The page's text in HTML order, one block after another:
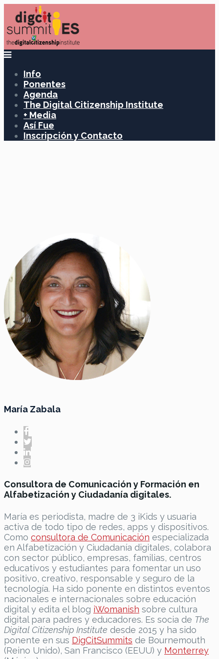
Info
Ponentes
Agenda
The Digital Citizenship Institute
+ Media
Así Fue
Inscripción y Contacto
María Zabala
Consultora de Comunicación y Formación en
Alfabetización y Ciudadanía digitales.
María es periodista, madre de 3 iKids y usuaria
activa de todo tipo de redes, apps y dispositivos.
Como consultora de Comunicación especializada
en Alfabetización y Ciudadanía digitales, colabora
con sector público, empresas, familias, centros
educativos y estudiantes para fomentar un uso
positivo, creativo, responsable y seguro de la
tecnología. Ha sido ponente en distintos eventos
nacionales e internacionales sobre educación
digital y edita el blog iWomanish sobre cultura
digital para padres y educadores. Es socia de The
Digital Citizenship Institute desde 2015 y ha sido
ponente en sus DigCitSummits de Bournemouth
(Reino Unido), San Francisco (EEUU) y Monterrey